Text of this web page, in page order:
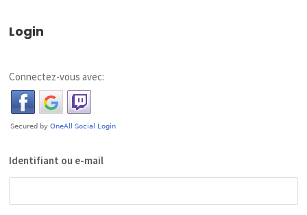
Login
Connectez-vous avec:
Identifiant ou e-mail